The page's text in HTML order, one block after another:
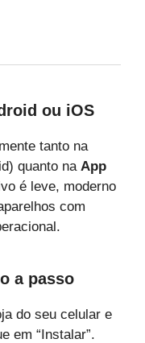
ou iOS
tanto na
quanto na App
é leve, moderno
com
a passo
do seu celular e
em “Instalar”.